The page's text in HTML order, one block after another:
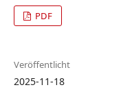
PDF
Veröffentlicht
2025-11-18